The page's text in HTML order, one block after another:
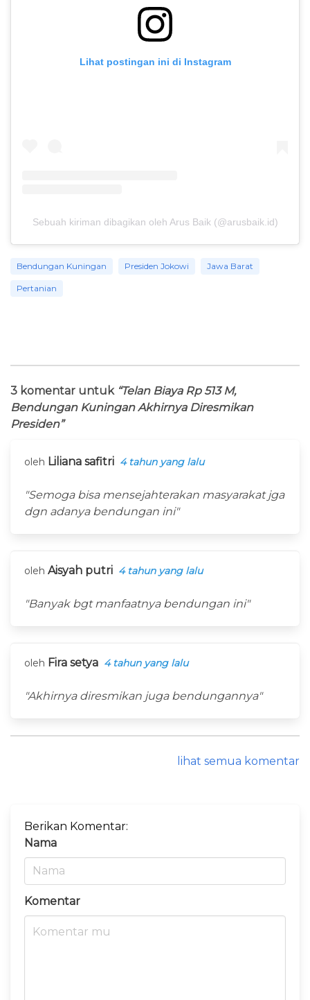
Lihat postingan ini di Instagram
Sebuah kiriman dibagikan oleh Arus Baik (@arusbaik.id)
Bendungan Kuningan Presiden Jokowi Jawa Barat
Pertanian
3 komentar untuk “Telan Biaya Rp 513 M,
Bendungan Kuningan Akhirnya Diresmikan
Presiden”
oleh Liliana safitri 4 tahun yang lalu
"Semoga bisa mensejahterakan masyarakat jga
dgn adanya bendungan ini"
oleh Aisyah putri 4 tahun yang lalu
"Banyak bgt manfaatnya bendungan ini"
oleh Fira setya 4 tahun yang lalu
"Akhirnya diresmikan juga bendungannya"
lihat semua komentar
Berikan Komentar:
Nama
Komentar